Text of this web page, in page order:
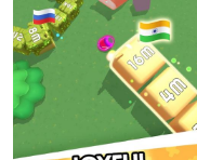
《贪吃蛇2048竞技场
*创新的玩法结合了贪